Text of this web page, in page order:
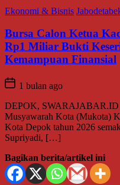
Ekonomi & Bisnis
Bursa Calon Ketua
Rp1 Miliar Bukti
Kemampuan Finansial
1 bulan ago
DEPOK, SWARAJABAR.ID
Musyawarah Kota (Mukota)
Kota Depok tahun 2026
Supriyadi, […]
Bagikan berita/artikel ini